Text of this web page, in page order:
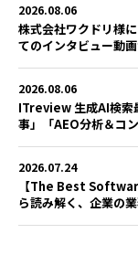
2026.08.06
株式会社ワクドリ様
てのインタビュー動
2026.08.06
ITreview 生成AI検索
事」「AEO分析＆コ
2026.07.24
【The Best
ら読み解く、企業の